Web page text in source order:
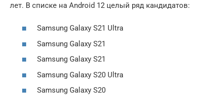
лет. В списке на Android 12 целый ряд кандидатов:
Samsung Galaxy S21 Ultra
Samsung Galaxy S21
Samsung Galaxy S21
Samsung Galaxy S20 Ultra
Samsung Galaxy S20